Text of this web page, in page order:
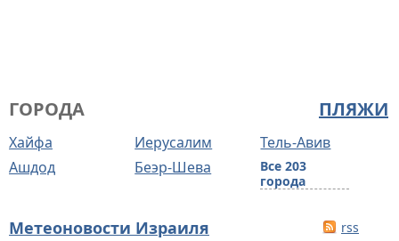
ПЛЯЖИ
ГОРОДА
Хайфа Иерусалим
Тель-Авив
Ашдод
Беэр-Шева
Все 203
города
Метеоновости Израиля rss